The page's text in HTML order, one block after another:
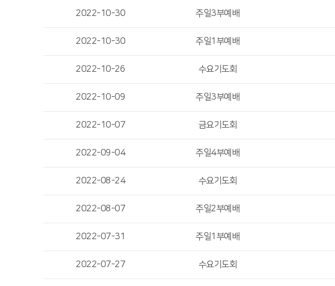
2022-10-30 주일3부예배
2022-10-30 주일1부예배
2022-10-26 수요기도회
2022-10-09 주일3부예배
2022-10-07 금요기도회
2022-09-04 주일4부예배
2022-08-24 수요기도회
2022-08-07 주일2부예배
2022-07-31 주일1부예배
2022-07-27 수요기도회